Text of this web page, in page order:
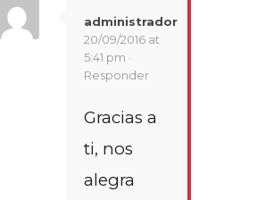
administrador
20/09/2016 at
5:41 pm ·
Responder
Gracias a
ti, nos
alegra